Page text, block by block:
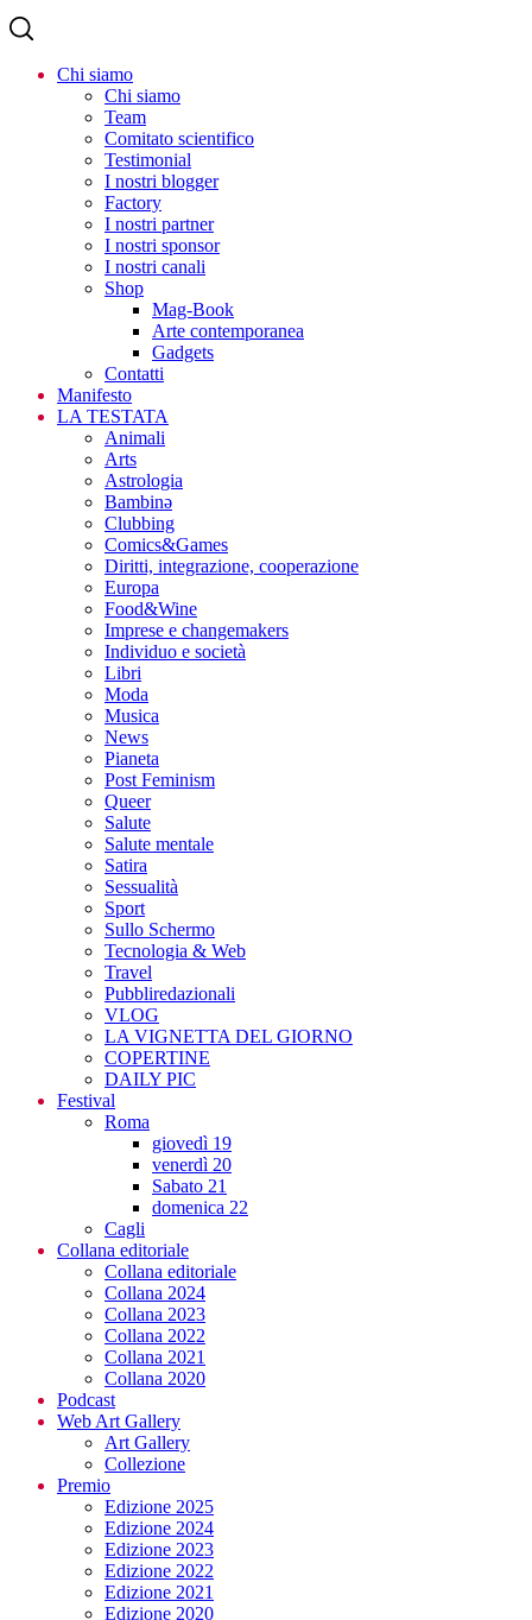
Chi siamo
Chi siamo
Team
Comitato scientifico
Testimonial
I nostri blogger
Factory
I nostri partner
I nostri sponsor
I nostri canali
Shop
Mag-Book
Arte contemporanea
Gadgets
Contatti
Manifesto
LA TESTATA
Animali
Arts
Astrologia
Bambinə
Clubbing
Comics&Games
Diritti, integrazione, cooperazione
Europa
Food&Wine
Imprese e changemakers
Individuo e società
Libri
Moda
Musica
News
Pianeta
Post Feminism
Queer
Salute
Salute mentale
Satira
Sessualità
Sport
Sullo Schermo
Tecnologia & Web
Travel
Pubbliredazionali
VLOG
LA VIGNETTA DEL GIORNO
COPERTINE
DAILY PIC
Festival
Roma
giovedì 19
venerdì 20
Sabato 21
domenica 22
Cagli
Collana editoriale
Collana editoriale
Collana 2024
Collana 2023
Collana 2022
Collana 2021
Collana 2020
Podcast
Web Art Gallery
Art Gallery
Collezione
Premio
Edizione 2025
Edizione 2024
Edizione 2023
Edizione 2022
Edizione 2021
Edizione 2020